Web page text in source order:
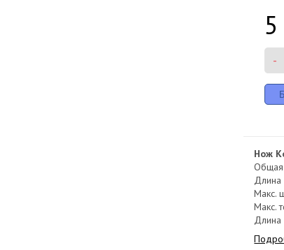
-
Нож
Общая
Длина
Макс.
Макс.
Длина